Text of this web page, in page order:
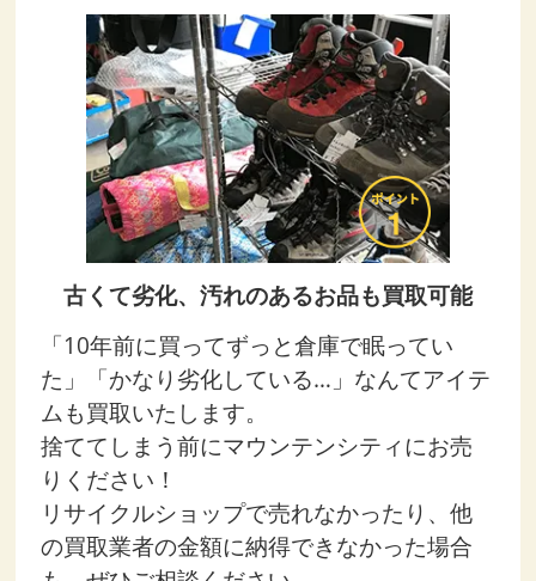
古くて劣化、汚れのあるお品も買取可能
「10年前に買ってずっと倉庫で眠ってい
た」「かなり劣化している…」なんてアイテ
ムも買取いたします。
捨ててしまう前にマウンテンシティにお売
りください！
リサイクルショップで売れなかったり、他
の買取業者の金額に納得できなかった場合